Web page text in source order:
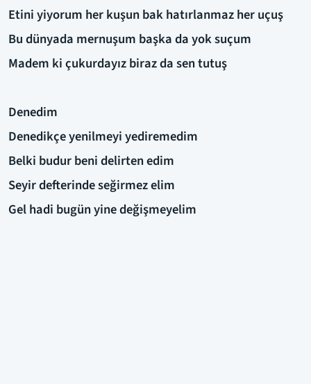
Etini yiyorum her kuşun bak hatırlanmaz her uçuş
Bu dünyada mernuşum başka da yok suçum
Madem ki çukurdayız biraz da sen tutuş
Denedim
Denedikçe yenilmeyi yediremedim
Belki budur beni delirten edim
Seyir defterinde seğirmez elim
Gel hadi bugün yine değişmeyelim